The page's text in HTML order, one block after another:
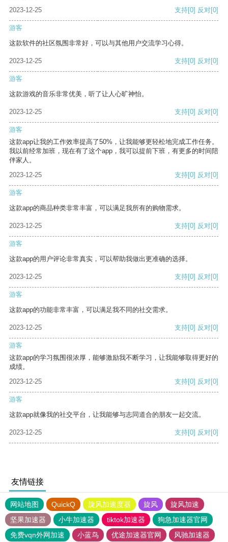
2023-12-25
支持[0] 反对[0]
游客
这款软件的社区氛围非常好，可以与其他用户交流学习心得。
2023-12-25 支持[0] 反对[0]
游客
这款游戏的音乐非常优美，听了让人心旷神怡。
2023-12-25 支持[0] 反对[0]
游客
这款app让我的工作效率提高了50%，让我能够更轻松地完成工作任务。
我以前经常加班，现在有了这个app，我可以提前下班，有更多的时间陪
伴家人。
2023-12-25
支持[0] 反对[0]
游客
这款app的商品种类非常丰富，可以满足我所有的购物需求。
2023-12-25 支持[0] 反对[0]
游客
这款app的用户评论非常真实，可以帮助我做出更准确的选择。
2023-12-25 支持[0] 反对[0]
游客
这款app的功能非常丰富，可以满足我不同的社交需求。
2023-12-25 支持[0] 反对[0]
游客
这款app的学习氛围很浓厚，能够激励我不断学习，让我能够取得更好的
成绩。
2023-12-25
支持[0] 反对[0]
游客
这款app就像我的社交平台，让我能够与志同道合的朋友一起交流。
2023-12-25 支持[0] 反对[0]
友情链接
网站地图 QuickQ 旋风加速度器 旋风
旋风加速
坚果加速器
小牛加速器 tiktok加速器
狗急加速器官网
免费vqn外网加速
小蓝鸟 优途加速器官网 风驰加速器